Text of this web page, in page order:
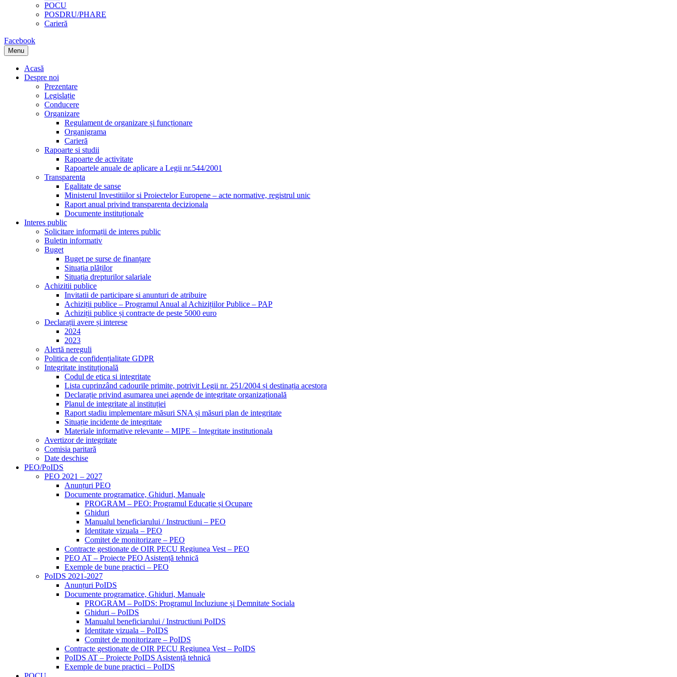
POCU
POSDRU/PHARE
Carieră
Facebook
Menu
Acasă
Despre noi
Prezentare
Legislație
Conducere
Organizare
Regulament de organizare și funcționare
Organigrama
Carieră
Rapoarte si studii
Rapoarte de activitate
Rapoartele anuale de aplicare a Legii nr.544/2001
Transparenta
Egalitate de sanse
Ministerul Investitiilor si Proiectelor Europene – acte normative, registrul unic
Raport anual privind transparenta decizionala
Documente instituționale
Interes public
Solicitare informații de interes public
Buletin informativ
Buget
Buget pe surse de finanțare
Situația plăților
Situația drepturilor salariale
Achizitii publice
Invitatii de participare si anunturi de atribuire
Achiziții publice – Programul Anual al Achizițiilor Publice – PAP
Achiziții publice și contracte de peste 5000 euro
Declarații avere și interese
2024
2023
Alertă nereguli
Politica de confidențialitate GDPR
Integritate instituțională
Codul de etica si integritate
Lista cuprinzând cadourile primite, potrivit Legii nr. 251/2004 și destinația acestora
Declarație privind asumarea unei agende de integritate organizațională
Planul de integritate al instituției
Raport stadiu implementare măsuri SNA și măsuri plan de integritate
Situație incidente de integritate
Materiale informative relevante – MIPE – Integritate institutionala
Avertizor de integritate
Comisia paritară
Date deschise
PEO/PoIDS
PEO 2021 – 2027
Anunțuri PEO
Documente programatice, Ghiduri, Manuale
PROGRAM – PEO: Programul Educație și Ocupare
Ghiduri
Manualul beneficiarului / Instructiuni – PEO
Identitate vizuala – PEO
Comitet de monitorizare – PEO
Contracte gestionate de OIR PECU Regiunea Vest – PEO
PEO AT – Proiecte PEO Asistență tehnică
Exemple de bune practici – PEO
PoIDS 2021-2027
Anunțuri PoIDS
Documente programatice, Ghiduri, Manuale
PROGRAM – PoIDS: Programul Incluziune și Demnitate Sociala
Ghiduri – PoIDS
Manualul beneficiarului / Instructiuni PoIDS
Identitate vizuala – PoIDS
Comitet de monitorizare – PoIDS
Contracte gestionate de OIR PECU Regiunea Vest – PoIDS
PoIDS AT – Proiecte PoIDS Asistență tehnică
Exemple de bune practici – PoIDS